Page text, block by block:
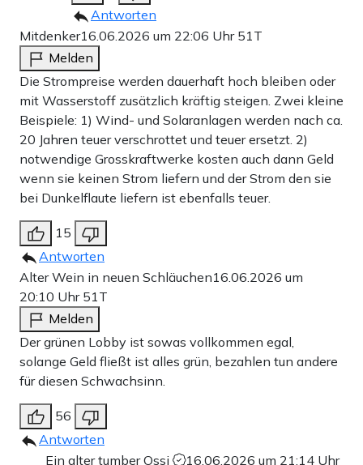
Antworten
Mitdenker16.06.2026 um 22:06 Uhr 51T
Melden
Die Strompreise werden dauerhaft hoch bleiben oder
mit Wasserstoff zusätzlich kräftig steigen. Zwei kleine
Beispiele: 1) Wind- und Solaranlagen werden nach ca.
20 Jahren teuer verschrottet und teuer ersetzt. 2)
notwendige Grosskraftwerke kosten auch dann Geld
wenn sie keinen Strom liefern und der Strom den sie
bei Dunkelflaute liefern ist ebenfalls teuer.
15
Antworten
Alter Wein in neuen Schläuchen16.06.2026 um
20:10 Uhr 51T
Melden
Der grünen Lobby ist sowas vollkommen egal,
solange Geld fließt ist alles grün, bezahlen tun andere
für diesen Schwachsinn.
56
Antworten
Ein alter tumber Ossi
16.06.2026 um 21:14 Uhr